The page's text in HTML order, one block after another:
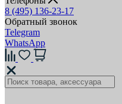
8 (495) 136-23-17
Обратный звонок
Telegram
WhatsApp